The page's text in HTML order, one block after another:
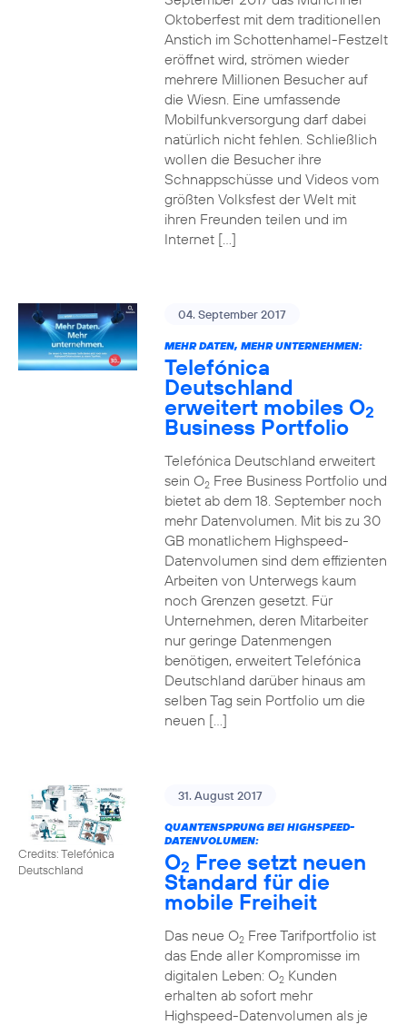
Oktoberfest mit dem traditionellen
Anstich im Schottenhamel-Festzelt
eröffnet wird, strömen wieder
mehrere Millionen Besucher auf
die Wiesn. Eine umfassende
Mobilfunkversorgung darf dabei
natürlich nicht fehlen. Schließlich
wollen die Besucher ihre
Schnappschüsse und Videos vom
größten Volksfest der Welt mit
ihren Freunden teilen und im
Internet […]
04. September 2017
MEHR DATEN, MEHR UNTERNEHMEN:
Telefónica
Deutschland
erweitert mobiles O2
Business Portfolio
Telefónica Deutschland erweitert
sein O2Free Business Portfolio und
bietet ab dem 18. September noch
mehr Datenvolumen. Mit bis zu 30
GB monatlichem Highspeed-
Datenvolumen sind dem effizienten
Arbeiten von Unterwegs kaum
noch Grenzen gesetzt. Für
Unternehmen, deren Mitarbeiter
nur geringe Datenmengen
benötigen, erweitert Telefónica
Deutschland darüber hinaus am
selben Tag sein Portfolio um die
neuen […]
Credits: Telefónica
Deutschland
31. August 2017
QUANTENSPRUNG BEI HIGHSPEED-
DATENVOLUMEN:
O2 Free setzt neuen
Standard für die
mobile Freiheit
Das neue O2Free Tarifportfolio ist
das Ende aller Kompromisse im
digitalen Leben: O2Kunden
erhalten ab sofort mehr
Highspeed-Datenvolumen als je